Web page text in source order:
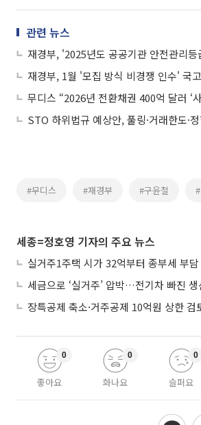
관련 뉴스
재경부, '2025년도 공공기관 안전관리
재경부, 1월 '모집 방식 비경쟁 인수' 국
#무디스 #재경부 #구윤철
세종=정호영 기자의 주요 뉴스
세금으로 ‘실거주’ 압박…전기차 빠진 생
좋아요
0
화나요
0
슬퍼요
0